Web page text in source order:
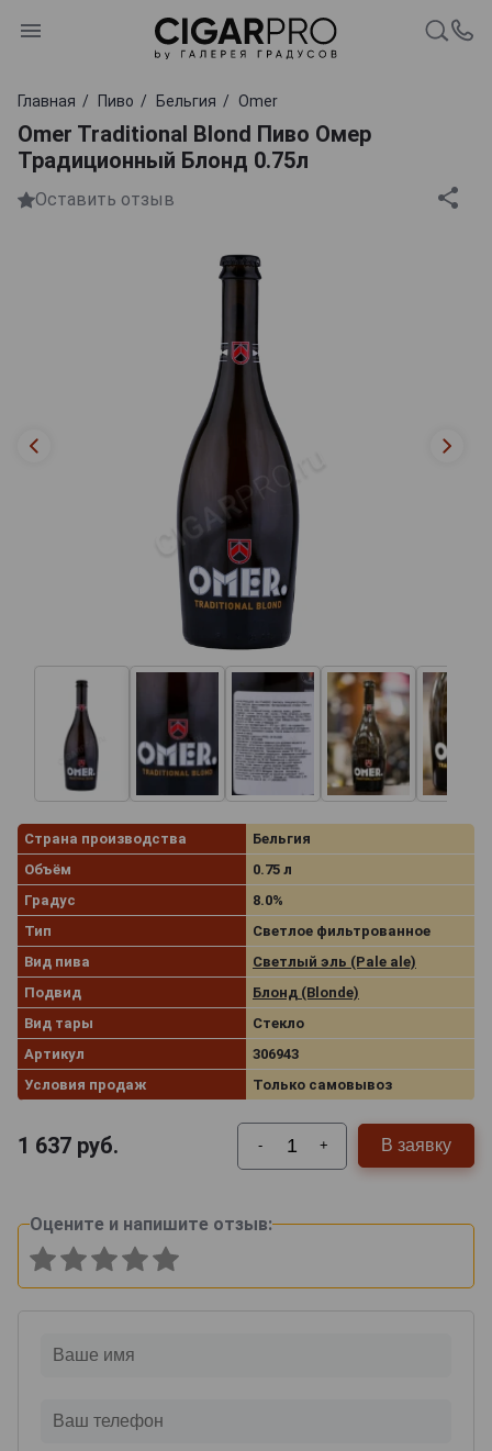
Главная Пиво Бельгия Omer
Omer Traditional Blond Пиво Омер
Традиционный Блонд 0.75л
Оставить отзыв
Страна производства
Бельгия
Объём
0.75 л
Градус
8.0%
Тип
Светлое фильтрованное
Вид пива
Светлый эль (Pale ale)
Подвид
Блонд (Blonde)
Вид тары
Стекло
Артикул
306943
Условия продаж
Только самовывоз
1 637 руб. - + В заявку
Оцените и напишите отзыв: